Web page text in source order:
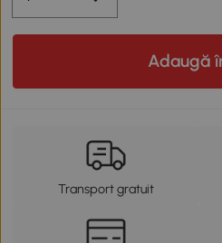
Adaugă
Transport gratuit